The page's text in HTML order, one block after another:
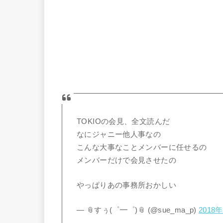
TOKIOの会見、全文読んだ
なにジャニー他人事なの
こんな大事なことメンバーに任せるの
メンバーだけで会見させたの
やっぱりあの事務所おかしい
— 📎すぅ(゜━゜)📎 (@sue_ma_p) 2018